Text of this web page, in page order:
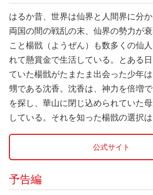
はるか昔、世界は仙界と人間界に分
両国の間の戦乱の末、仙界の勢力が
こと楊戩（ようぜん）も数多くの仙
れて懸賞金で生活している。とある
ていた楊戩がたまたま出会った少年
甥である沈香。沈香は、神力を倍増で
を探し、華山に閉じ込められていた
している。それを知った楊戩の選択
公式サイト
予告編